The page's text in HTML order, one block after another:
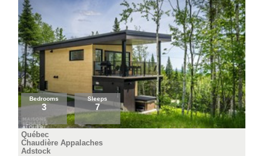
Bedrooms
3
Sleeps
7
Québec
Chaudière Appalaches
Adstock